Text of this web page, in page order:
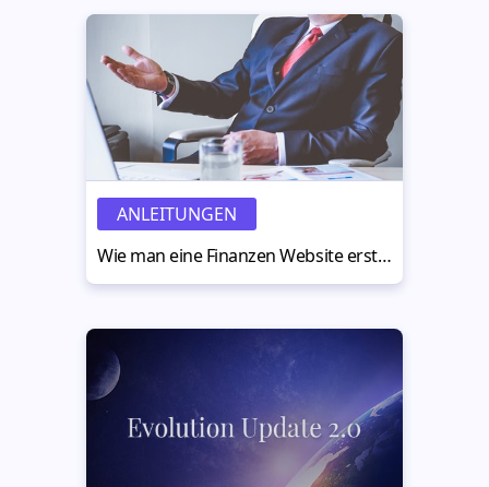
ANLEITUNGEN
Wie man eine Finanzen Website erstellt - die besten Beispiele